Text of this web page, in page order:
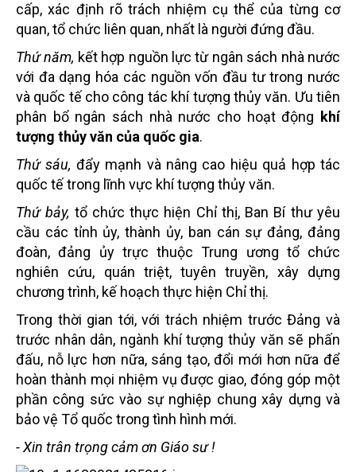
cấp, xác định rõ trách nhiệm cụ thể của từng cơ
quan, tổ chức liên quan, nhất là người đứng đầu.
Thứ năm, kết hợp nguồn lực từ ngân sách nhà nước
với đa dạng hóa các nguồn vốn đầu tư trong nước
và quốc tế cho công tác khí tượng thủy văn. Ưu tiên
phân bổ ngân sách nhà nước cho hoạt động khí
tượng thủy văn của quốc gia.
Thứ sáu, đẩy mạnh và nâng cao hiệu quả hợp tác
quốc tế trong lĩnh vực khí tượng thủy văn.
Thứ bảy, tổ chức thực hiện Chỉ thị, Ban Bí thư yêu
cầu các tỉnh ủy, thành ủy, ban cán sự đảng, đảng
đoàn, đảng ủy trực thuộc Trung ương tổ chức
nghiên cứu, quán triệt, tuyên truyền, xây dựng
chương trình, kế hoạch thực hiện Chỉ thị.
Trong thời gian tới, với trách nhiệm trước Đảng và
trước nhân dân, ngành khí tượng thủy văn sẽ phấn
đấu, nỗ lực hơn nữa, sáng tạo, đổi mới hơn nữa để
hoàn thành mọi nhiệm vụ được giao, đóng góp một
phần công sức vào sự nghiệp chung xây dựng và
bảo vệ Tổ quốc trong tình hình mới.
- Xin trân trọng cảm ơn Giáo sư !